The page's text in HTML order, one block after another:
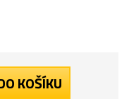
KOŠÍKU